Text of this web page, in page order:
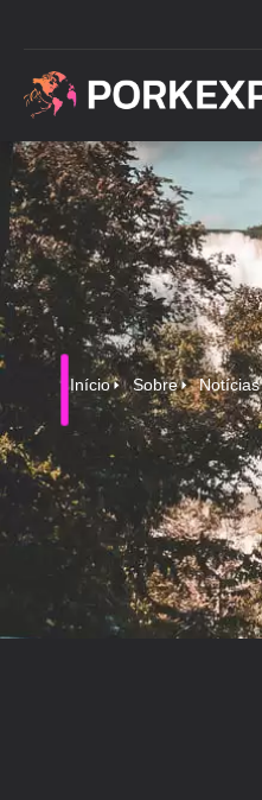
Início Sobre Notícias